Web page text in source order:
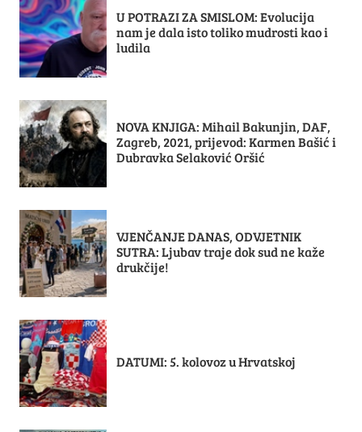
U POTRAZI ZA SMISLOM: Evolucija
nam je dala isto toliko mudrosti kao i
ludila
NOVA KNJIGA: Mihail Bakunjin, DAF,
Zagreb, 2021, prijevod: Karmen Bašić i
Dubravka Selaković Oršić
VJENČANJE DANAS, ODVJETNIK
SUTRA: Ljubav traje dok sud ne kaže
drukčije!
DATUMI: 5. kolovoz u Hrvatskoj